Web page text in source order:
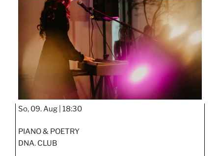
So, 09. Aug | 18:30
PIANO & POETRY
DNA. CLUB